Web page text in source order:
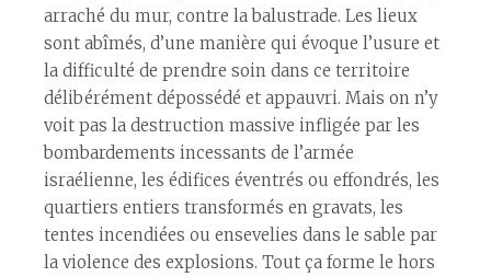
arraché du mur, contre la balustrade. Les lieux
sont abîmés, d’une manière qui évoque l’usure et
la difficulté de prendre soin dans ce territoire
délibérément dépossédé et appauvri. Mais on n’y
voit pas la destruction massive infligée par les
bombardements incessants de l’armée
israélienne, les édifices éventrés ou effondrés, les
quartiers entiers transformés en gravats, les
tentes incendiées ou ensevelies dans le sable par
la violence des explosions. Tout ça forme le hors